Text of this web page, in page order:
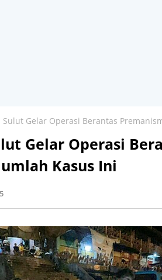
Sulut Gelar Operasi Berantas
Gelar Operasi
Kasus Ini